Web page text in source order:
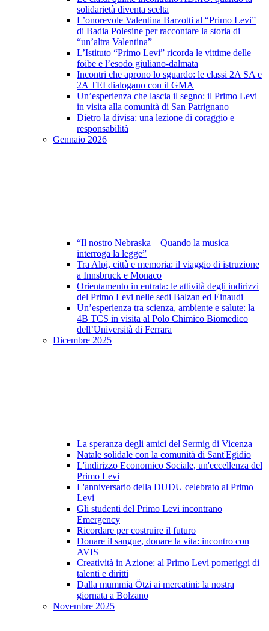
solidarietà diventa scelta
L’onorevole Valentina Barzotti al “Primo Levi”
di Badia Polesine per raccontare la storia di
“un’altra Valentina”
L’Istituto “Primo Levi” ricorda le vittime delle
foibe e l’esodo giuliano-dalmata
Incontri che aprono lo sguardo: le classi 2A SA e
2A TEI dialogano con il GMA
Un’esperienza che lascia il segno: il Primo Levi
in visita alla comunità di San Patrignano
Dietro la divisa: una lezione di coraggio e
responsabilità
Gennaio 2026
“Il nostro Nebraska – Quando la musica
interroga la legge”
Tra Alpi, città e memoria: il viaggio di istruzione
a Innsbruck e Monaco
Orientamento in entrata: le attività degli indirizzi
del Primo Levi nelle sedi Balzan ed Einaudi
Un’esperienza tra scienza, ambiente e salute: la
4B TCS in visita al Polo Chimico Biomedico
dell’Università di Ferrara
Dicembre 2025
La speranza degli amici del Sermig di Vicenza
Natale solidale con la comunità di Sant'Egidio
L'indirizzo Economico Sociale, un'eccellenza del
Primo Levi
L'anniversario della DUDU celebrato al Primo
Levi
Gli studenti del Primo Levi incontrano
Emergency
Ricordare per costruire il futuro
Donare il sangue, donare la vita: incontro con
AVIS
Creatività in Azione: al Primo Levi pomeriggi di
talenti e diritti
Dalla mummia Ötzi ai mercatini: la nostra
giornata a Bolzano
Novembre 2025